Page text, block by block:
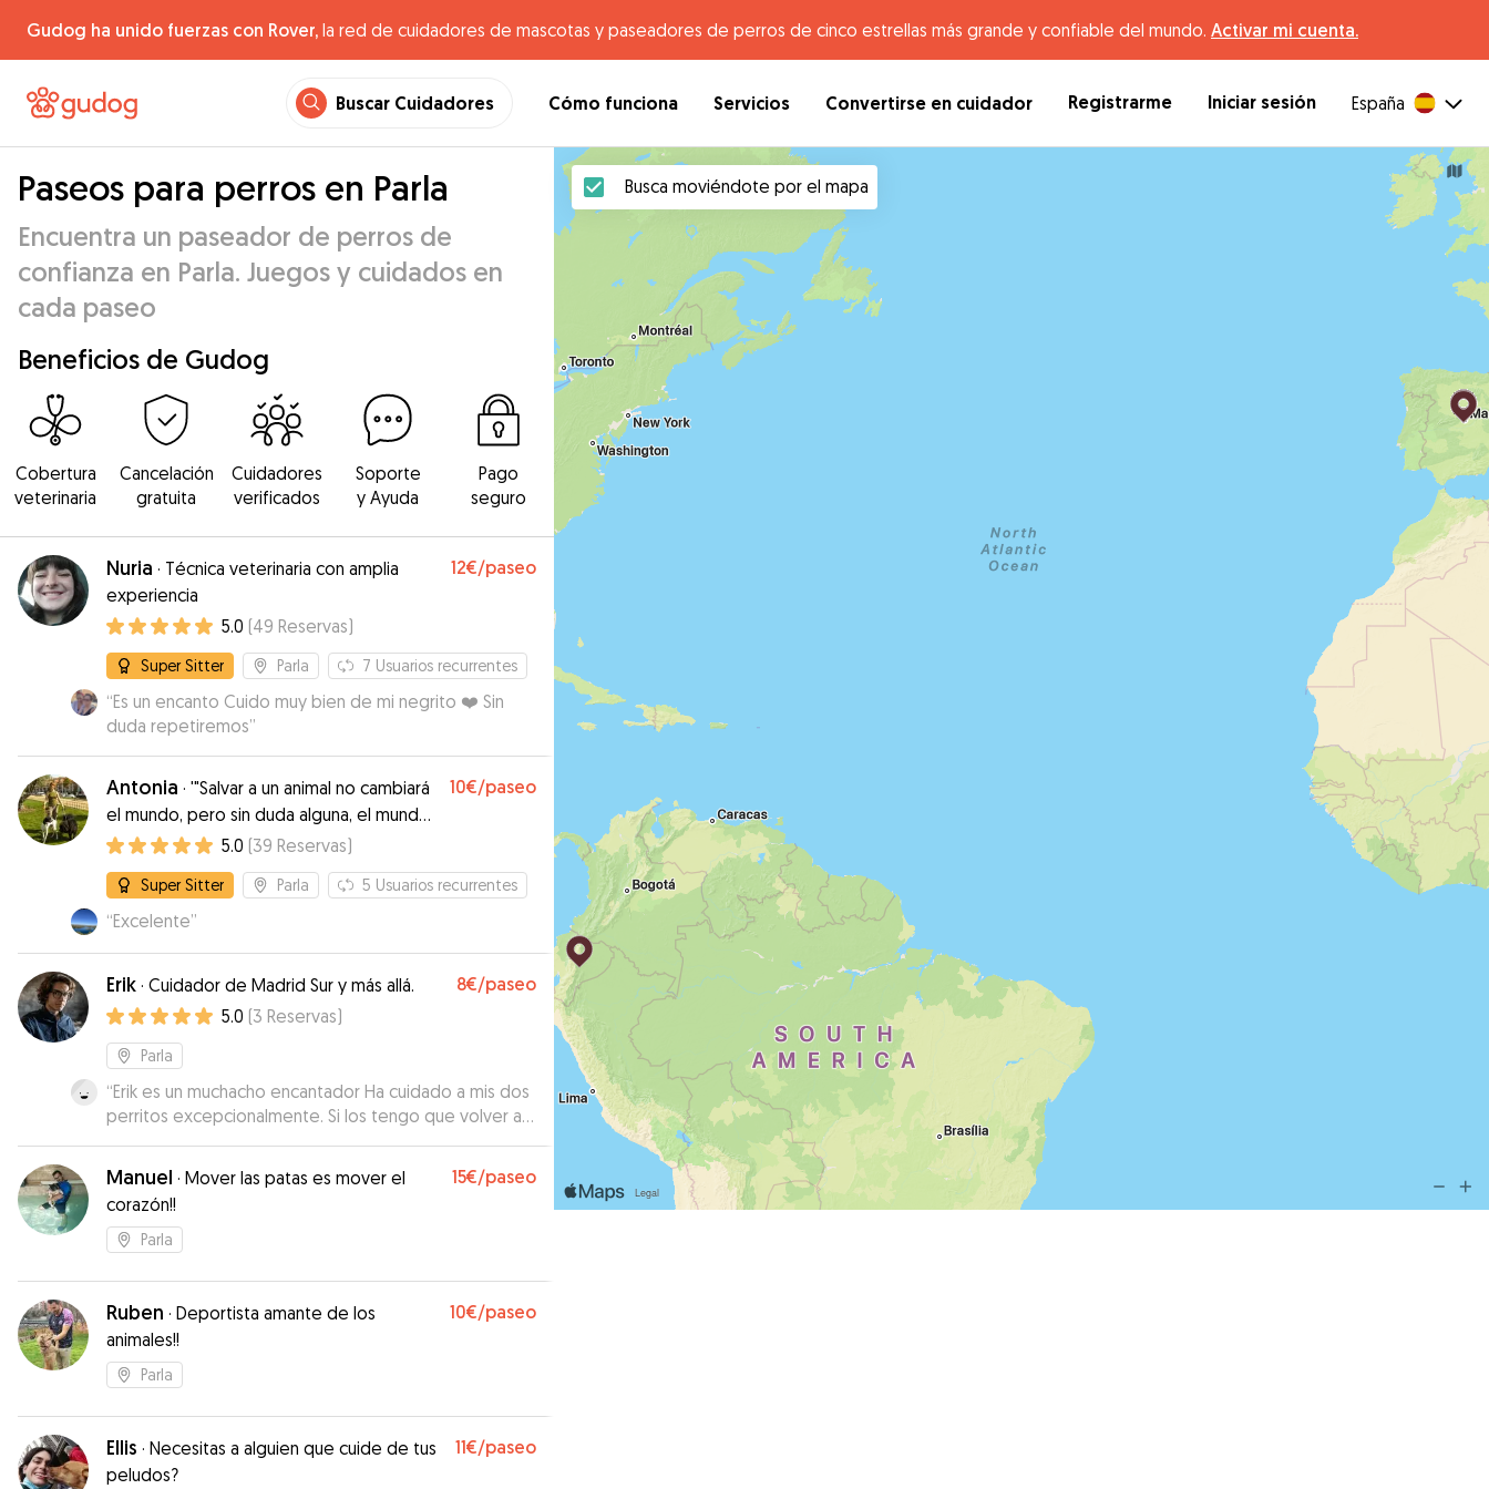
Gudog ha unido fuerzas con Rover, la red de cuidadores de mascotas y paseadores de perros de cinco estrellas más grande y confiable del mundo. Activar mi cuenta.
Buscar Cuidadores Cómo funciona Servicios Convertirse en cuidador Registrarme Iniciar sesión España
Paseos para perros en Parla
Encuentra un paseador de perros de
confianza en Parla. Juegos y cuidados en
cada paseo
Beneficios de Gudog
Cobertura
veterinaria
Cancelación
gratuita
Cuidadores
verificados
Soporte
y Ayuda
Pago
seguro
Nuria · Técnica veterinaria con amplia
experiencia
12€/paseo
5.0 (49 Reservas)
Super Sitter Parla 7 Usuarios recurrentes
“Es un encanto Cuido muy bien de mi negrito ❤️ Sin
duda repetiremos”
Antonia · '"Salvar a un animal no cambiará
el mundo, pero sin duda alguna, el mundo
cambiará para él."
10€/paseo
5.0 (39 Reservas)
Super Sitter Parla 5 Usuarios recurrentes
“Excelente”
Erik · Cuidador de Madrid Sur y más allá. 8€/paseo
5.0 (3 Reservas)
Parla
“Erik es un muchacho encantador Ha cuidado a mis dos
perritos excepcionalmente. Si los tengo que volver a
dejar no dudaré en volvérselos a dejar. Los perritos
han estado como en casa Recomendable 100% Gracias
Erik”
Manuel · Mover las patas es mover el
corazón!!
15€/paseo
Parla
Ruben · Deportista amante de los
animales!!
10€/paseo
Parla
Ellis · Necesitas a alguien que cuide de tus
peludos?
11€/paseo
Busca moviéndote por el mapa